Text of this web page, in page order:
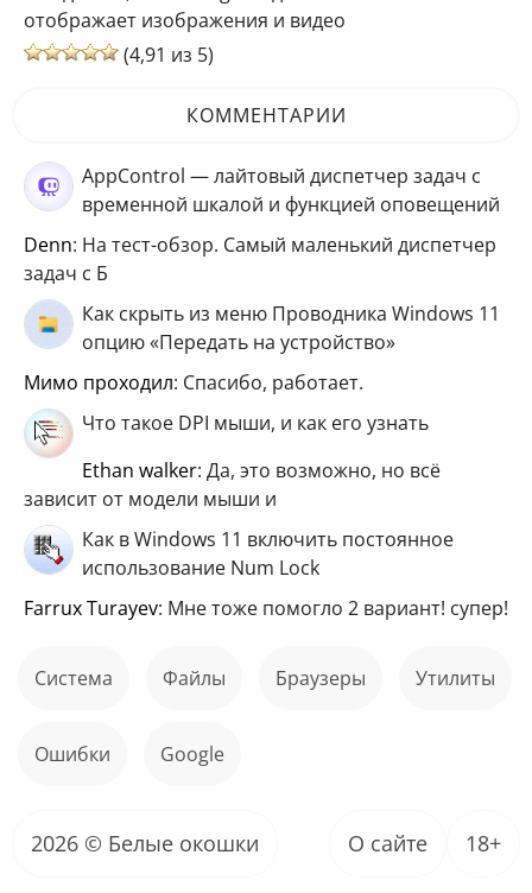
отображает изображения и видео
(4,91 из 5)
КОММЕНТАРИИ
AppControl — лайтовый диспетчер задач с
временной шкалой и функцией оповещений
Denn: На тест-обзор. Самый маленький диспетчер
задач с Б
Как скрыть из меню Проводника Windows 11
опцию «Передать на устройство»
мимо проходил: Спасибо, работает.
Что такое DPI мыши, и как его узнать
ethan walker: Да, это возможно, но всё
зависит от модели мыши и
Как в Windows 11 включить постоянное
использование Num Lock
Farrux Turayev: Мне тоже помогло 2 вариант! супер!
Система файлы Браузеры Утилиты
ошибки Google
2026 © Белые окошки О сайте 18+